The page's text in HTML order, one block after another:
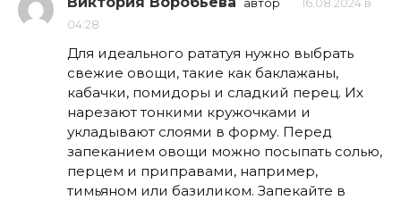
автор
16.08.2024 в
04:28
Для идеального рататуя нужно выбрать
свежие овощи, такие как баклажаны,
кабачки, помидоры и сладкий перец. Их
нарезают тонкими кружочками и
укладывают слоями в форму. Перед
запеканием овощи можно посыпать солью,
перцем и приправами, например,
тимьяном или базиликом. Запекайте в